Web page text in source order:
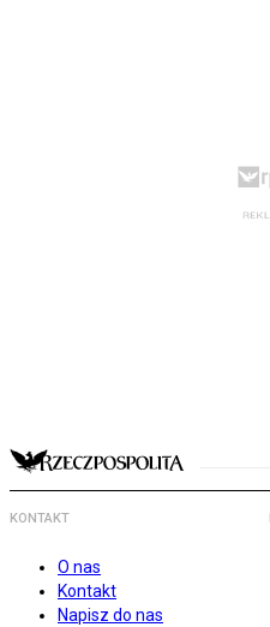
KONTAKT
O nas
Kontakt
Napisz do nas